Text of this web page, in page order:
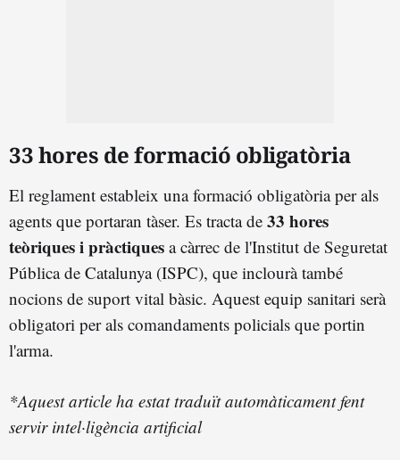
33 hores de formació obligatòria
El reglament estableix una formació obligatòria per als
agents que portaran tàser. Es tracta de 33 hores
teòriques i pràctiques a càrrec de l'Institut de Seguretat
Pública de Catalunya (ISPC), que inclourà també
nocions de suport vital bàsic. Aquest equip sanitari serà
obligatori per als comandaments policials que portin
l'arma.
*Aquest article ha estat traduït automàticament fent
servir intel·ligència artificial